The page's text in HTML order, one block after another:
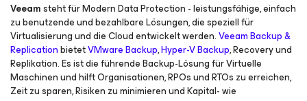
Veeamsteht für Modern Data Protection - leistungsfähige, einfach
zu benutzende und bezahlbare Lösungen, die speziell für
Virtualisierung und die Cloud entwickelt werden.Veeam Backup &
ReplicationbietetVMware Backup,Hyper-V Backup, Recovery und
Replikation. Es ist die führende Backup-Lösung für Virtuelle
Maschinen und hilft Organisationen, RPOs und RTOs zu erreichen,
Zeit zu sparen, Risiken zu minimieren und Kapital- wie